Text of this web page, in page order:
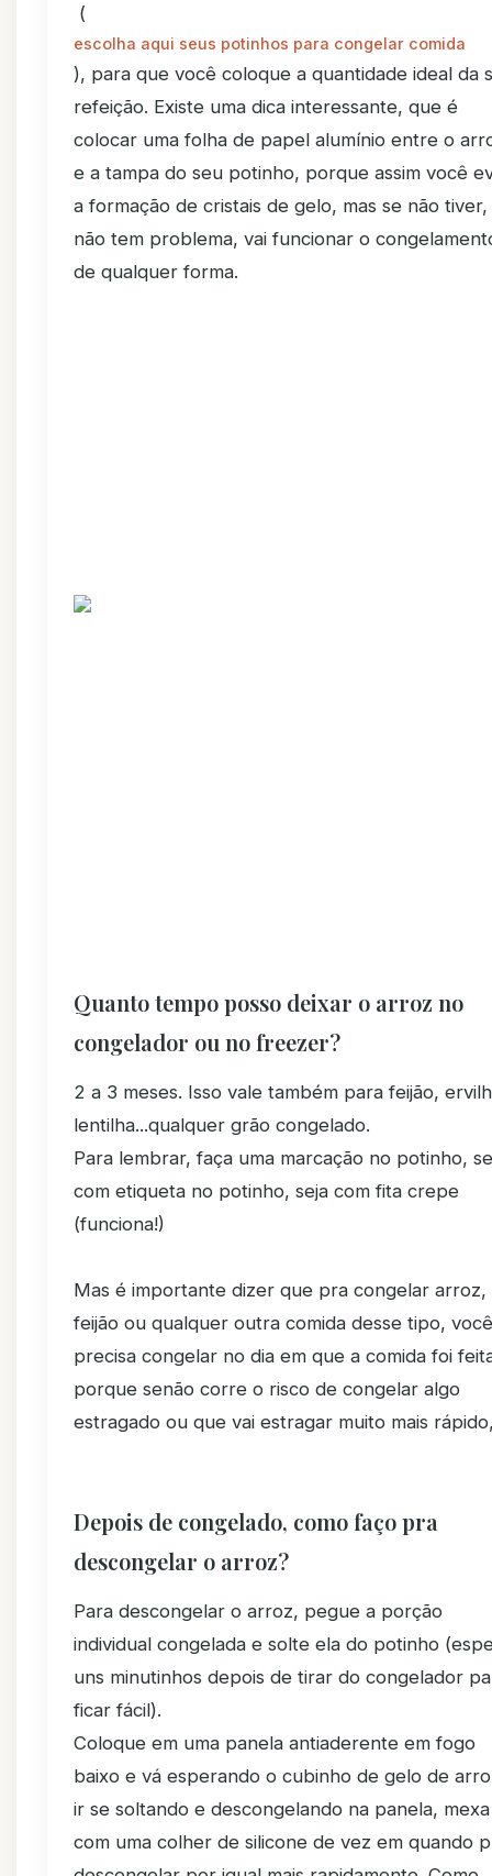
(
escolha aqui seus potinhos para congelar comida
), para que você coloque a quantidade ideal da
refeição. Existe uma dica interessante, que é
colocar uma folha de papel alumínio entre o
e a tampa do seu potinho, porque assim você
a formação de cristais de gelo, mas se não tiver,
não tem problema, vai funcionar o
de qualquer forma.
Quanto tempo posso deixar o arroz no
congelador ou no freezer?
2 a 3 meses. Isso vale também para feijão,
lentilha...qualquer grão congelado.
Para lembrar, faça uma marcação no potinho,
com etiqueta no potinho, seja com fita crepe
(funciona!)
Mas é importante dizer que pra congelar arroz,
feijão ou qualquer outra comida desse tipo, você
precisa congelar no dia em que a comida foi
porque senão corre o risco de congelar algo
estragado ou que vai estragar muito mais
Depois de congelado, como faço pra
descongelar o arroz?
Para descongelar o arroz, pegue a porção
individual congelada e solte ela do potinho
uns minutinhos depois de tirar do congelador
ficar fácil).
Coloque em uma panela antiaderente em fogo
baixo e vá esperando o cubinho de gelo de
ir se soltando e descongelando na panela, mexa
com uma colher de silicone de vez em quando